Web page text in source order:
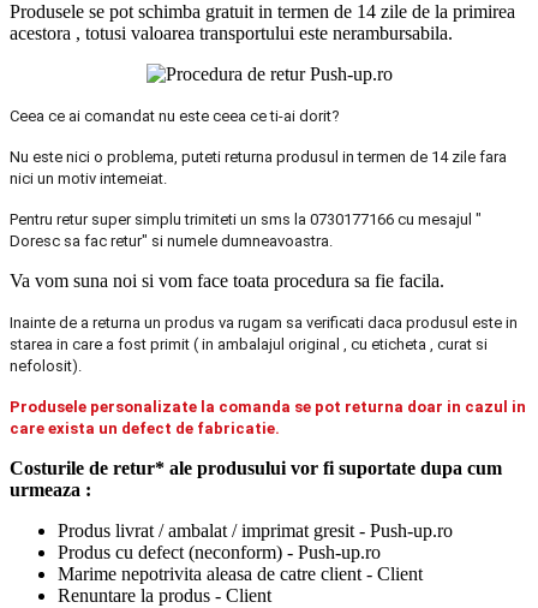
Produsele se pot schimba gratuit in termen de 14 zile de la primirea
acestora , totusi valoarea transportului este nerambursabila.
Ceea ce ai comandat nu este ceea ce ti-ai dorit?
Nu este nici o problema, puteti returna produsul in termen de 14 zile fara
nici un motiv intemeiat.
Pentru retur super simplu trimiteti un sms la 0730177166 cu mesajul "
Doresc sa fac retur" si numele dumneavoastra.
Va vom suna noi si vom face toata procedura sa fie facila.
Inainte de a returna un produs va rugam sa verificati daca produsul este in
starea in care a fost primit ( in ambalajul original , cu eticheta , curat si
nefolosit).
Produsele personalizate la comanda se pot returna doar in cazul in
care exista un defect de fabricatie.
Costurile de retur* ale produsului vor fi suportate dupa cum
urmeaza :
Produs livrat / ambalat / imprimat gresit - Push-up.ro
Produs cu defect (neconform) - Push-up.ro
Marime nepotrivita aleasa de catre client - Client
Renuntare la produs - Client